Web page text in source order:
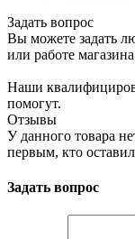
Задать вопрос
Вы можете задать
или работе
Наши
помогут.
Отзывы
У данного товара
первым, кто
Задать вопрос